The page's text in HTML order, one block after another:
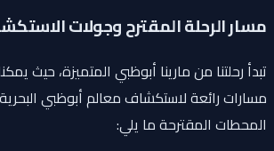
مسار الرحلة المقترح وجولات
تبدأ رحلتنا من مارينا أبوظبي المتميزة، حيث
مسارات رائعة لاستكشاف معالم أبوظبي
المحطات المقترحة ما يلي: